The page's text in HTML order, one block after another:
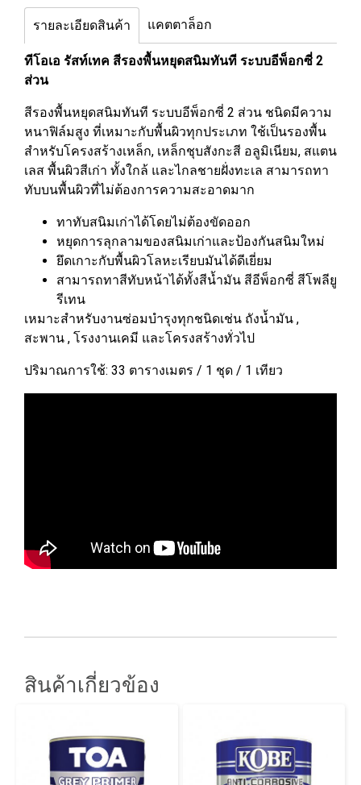
รายละเอียดสินค้า แคตตาล็อก
ทีโอเอ รัสท์เทค สีรองพื้นหยุดสนิมทันที ระบบอีพ็อกซี่ 2
ส่วน
สีรองพื้นหยุดสนิมทันที ระบบอีพ็อกซี่ 2 ส่วน ชนิดมีความ
หนาฟิล์มสูง ที่เหมาะกับพื้นผิวทุกประเภท ใช้เป็นรองพื้น
สำหรับโครงสร้างเหล็ก, เหล็กชุบสังกะสี อลูมิเนียม, สแตน
เลส พื้นผิวสีเก่า ทั้งใกล้ และไกลชายฝั่งทะเล สามารถทา
ทับบนพื้นผิวที่ไม่ต้องการความสะอาดมาก
ทาทับสนิมเก่าได้โดยไม่ต้องขัดออก
หยุดการลุกลามของสนิมเก่าและป้องกันสนิมใหม่
ยึดเกาะกับพื้นผิวโลหะเรียบมันได้ดีเยี่ยม
สามารถทาสีทับหน้าได้ทั้งสีน้ำมัน สีอีพ็อกซี่ สีโพลียู
รีเทน
เหมาะสำหรับงานซ่อมบำรุงทุกชนิดเช่น ถังน้ำมัน ,
สะพาน , โรงงานเคมี และโครงสร้างทั่วไป
ปริมาณการใช้: 33 ตารางเมตร / 1 ชุด / 1 เทียว
สินค้าเกี่ยวข้อง